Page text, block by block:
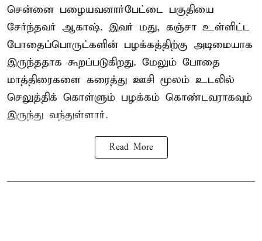
சென்னை பழையவனார்பேட்டை பகுதியை
சேர்ந்தவர் ஆகாஷ். இவர் மது, கஞ்சா உள்ளிட்ட
போதைப்பொருட்களின் பழக்கத்திற்கு அடிமையாக
இருந்ததாக கூறப்படுகிறது. மேலும் போதை
மாத்திரைகளை கரைத்து ஊசி மூலம் உடலில்
செலுத்திக் கொள்ளும் பழக்கம் கொண்டவராகவும்
இருந்து வந்துள்ளார்.
Read More